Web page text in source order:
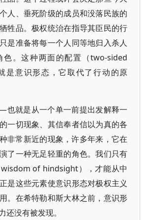
人、垂死阶级的成员和没落民族的
牲品。极权统治在指导其臣民的行
是准备将每一个人同等地归入杀人
色。这种两面的配置（two-sided
是意识形态，它取代了行动的原
就是从一个单一前提出发解释一
一切现象、其信奉者信以为真的各
常新近的现象，许多年来，它在
了一种无足轻重的角色。我们只有
of hindsight），才能从中
是这些元素使意识形态对极权主义
。在希特勒和斯大林之前，意识形
还没有被发现。